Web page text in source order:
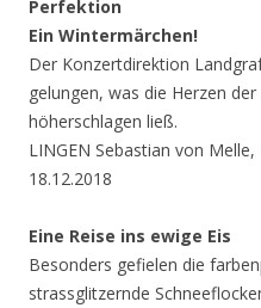
Perfektion
Ein Wintermärchen!
Der Konzertdirektion
gelungen, was die Herzen
höherschlagen ließ.
LINGEN Sebastian von
18.12.2018
Eine Reise ins ewige Eis
Besonders gefielen die
strassglitzernde